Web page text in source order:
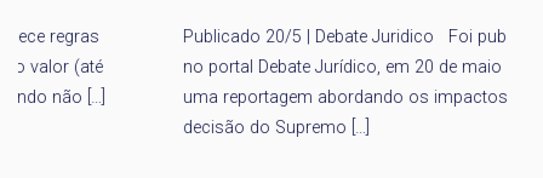
Publicado 20/5 | Debate Juridico Foi publicado
no portal Debate Jurídico, em 20 de maio de 2026,
uma reportagem abordando os impactos da recente
decisão do Supremo […]